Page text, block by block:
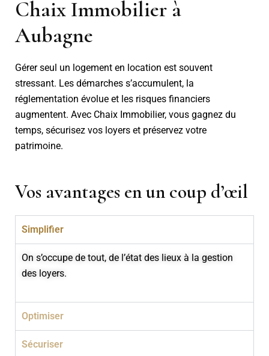
Chaix Immobilier à
Aubagne
Gérer seul un logement en location est souvent
stressant. Les démarches s’accumulent, la
réglementation évolue et les risques financiers
augmentent. Avec Chaix Immobilier, vous gagnez du
temps, sécurisez vos loyers et préservez votre
patrimoine.
Vos avantages en un coup d’œil
Simplifier
On s’occupe de tout, de l’état des lieux à la gestion
des loyers.
Optimiser
Sécuriser